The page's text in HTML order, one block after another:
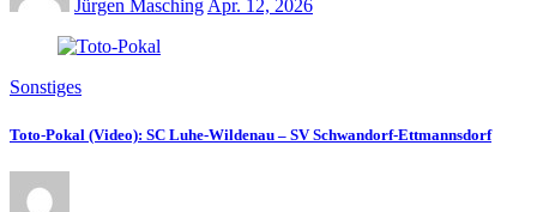
Jürgen Masching Apr. 12, 2026
Sonstiges
Toto-Pokal (Video): SC Luhe-Wildenau – SV Schwandorf-Ettmannsdorf